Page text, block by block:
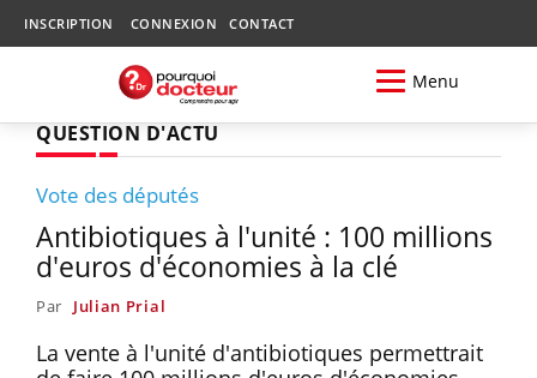
INSCRIPTION CONNEXION CONTACT
Menu
QUESTION D'ACTU
Vote des députés
Antibiotiques à l'unité : 100 millions
d'euros d'économies à la clé
Par Julian Prial
La vente à l'unité d'antibiotiques permettrait